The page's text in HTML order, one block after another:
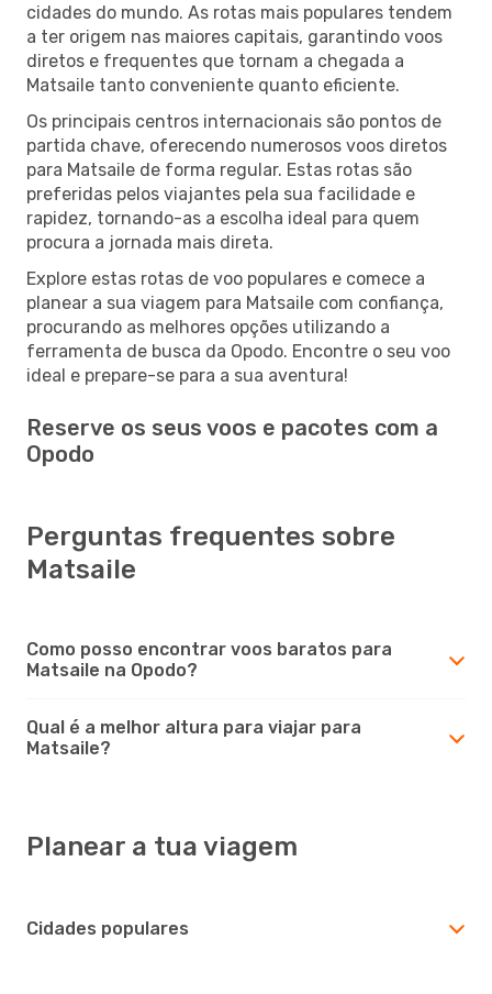
cidades do mundo. As rotas mais populares tendem
a ter origem nas maiores capitais, garantindo voos
diretos e frequentes que tornam a chegada a
Matsaile tanto conveniente quanto eficiente.
Os principais centros internacionais são pontos de
partida chave, oferecendo numerosos voos diretos
para Matsaile de forma regular. Estas rotas são
preferidas pelos viajantes pela sua facilidade e
rapidez, tornando-as a escolha ideal para quem
procura a jornada mais direta.
Explore estas rotas de voo populares e comece a
planear a sua viagem para Matsaile com confiança,
procurando as melhores opções utilizando a
ferramenta de busca da Opodo. Encontre o seu voo
ideal e prepare-se para a sua aventura!
Reserve os seus voos e pacotes com a
Opodo
Perguntas frequentes sobre
Matsaile
Como posso encontrar voos baratos para
Matsaile na Opodo?
Qual é a melhor altura para viajar para
Matsaile?
Planear a tua viagem
Cidades populares